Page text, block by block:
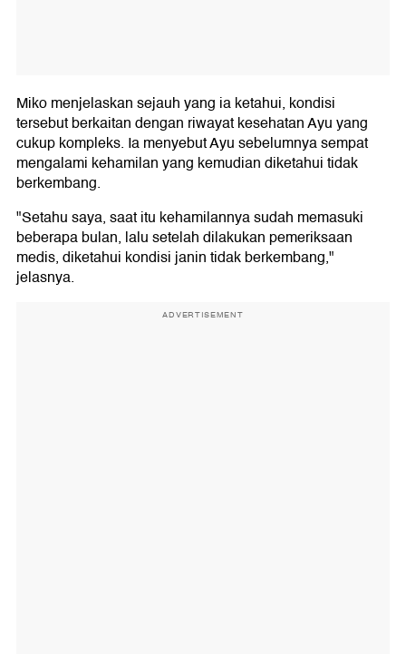
Miko menjelaskan sejauh yang ia ketahui, kondisi
tersebut berkaitan dengan riwayat kesehatan Ayu yang
cukup kompleks. Ia menyebut Ayu sebelumnya sempat
mengalami kehamilan yang kemudian diketahui tidak
berkembang.
"Setahu saya, saat itu kehamilannya sudah memasuki
beberapa bulan, lalu setelah dilakukan pemeriksaan
medis, diketahui kondisi janin tidak berkembang,"
jelasnya.
ADVERTISEMENT